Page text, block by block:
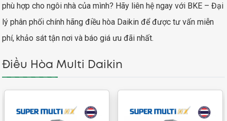
phù hợp cho ngôi nhà của mình? Hãy liên hệ ngay với BKE – Đại
lý phân phối chính hãng điều hòa Daikin để được tư vấn miễn
phí, khảo sát tận nơi và báo giá ưu đãi nhất.
Điều Hòa Multi Daikin